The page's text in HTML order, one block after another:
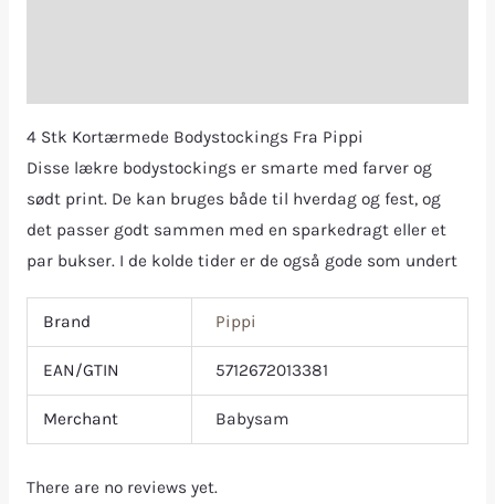
4 Stk Kortærmede Bodystockings Fra Pippi
Disse lækre bodystockings er smarte med farver og
sødt print. De kan bruges både til hverdag og fest, og
det passer godt sammen med en sparkedragt eller et
par bukser. I de kolde tider er de også gode som undert
Brand Pippi
EAN/GTIN 5712672013381
Merchant Babysam
There are no reviews yet.